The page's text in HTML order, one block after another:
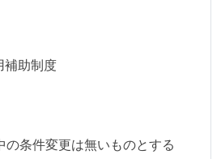
ーがいる
または自社株購入支援制度がある
する記載事項
助制度
条件変更は無いものとする